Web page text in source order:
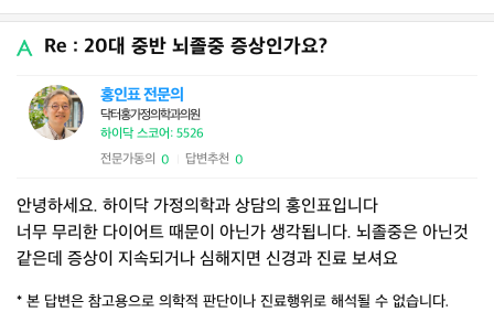
Re : 20대 중반 뇌졸중 증상인가요?
홍인표 전문의
닥터홍가정의학과의원
하이닥 스코어: 5526
전문가동의 0 답변추천 0
안녕하세요. 하이닥 가정의학과 상담의 홍인표입니다
너무 무리한 다이어트 때문이 아닌가 생각됩니다. 뇌졸중은 아닌것
같은데 증상이 지속되거나 심해지면 신경과 진료 보셔요
* 본 답변은 참고용으로 의학적 판단이나 진료행위로 해석될 수 없습니다.